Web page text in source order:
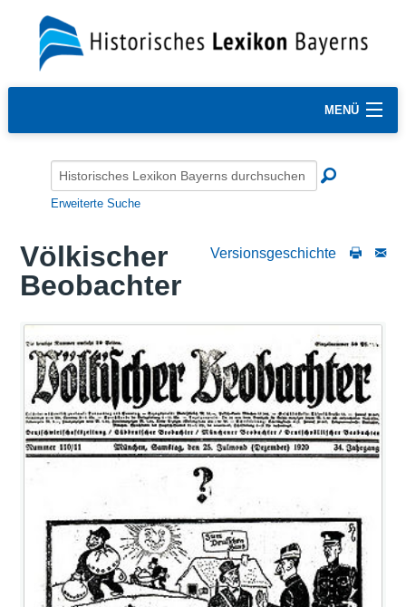
MENÜ
Erweiterte Suche
Versionsgeschichte
Völkischer
Beobachter